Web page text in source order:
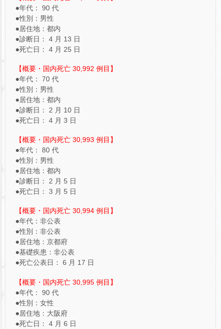
●年代： 90 代
●性別：男性
●居住地：都内
●診断日： 4 月 13 日
●死亡日： 4 月 25 日
【概要・国内死亡 30,992 例目】
●年代： 70 代
●性別：男性
●居住地：都内
●診断日： 2 月 10 日
●死亡日： 4 月 3 日
【概要・国内死亡 30,993 例目】
●年代： 80 代
●性別：男性
●居住地：都内
●診断日： 2 月 5 日
●死亡日： 3 月 5 日
【概要・国内死亡 30,994 例目】
●年代：非公表
●性別：非公表
●居住地：京都府
●基礎疾患：非公表
●死亡公表日： 6 月 17 日
【概要・国内死亡 30,995 例目】
●年代： 90 代
●性別：女性
●居住地：大阪府
●死亡日： 4 月 6 日